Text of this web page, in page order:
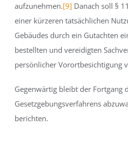
aufzunehmen.[9] Danach soll §
einer kürzeren tatsächlichen
Gebäudes durch ein Gutachten
bestellten und vereidigten
persönlicher Vorortbesichtigung
Gegenwärtig bleibt der Fortgang
Gesetzgebungsverfahrens
berichten.